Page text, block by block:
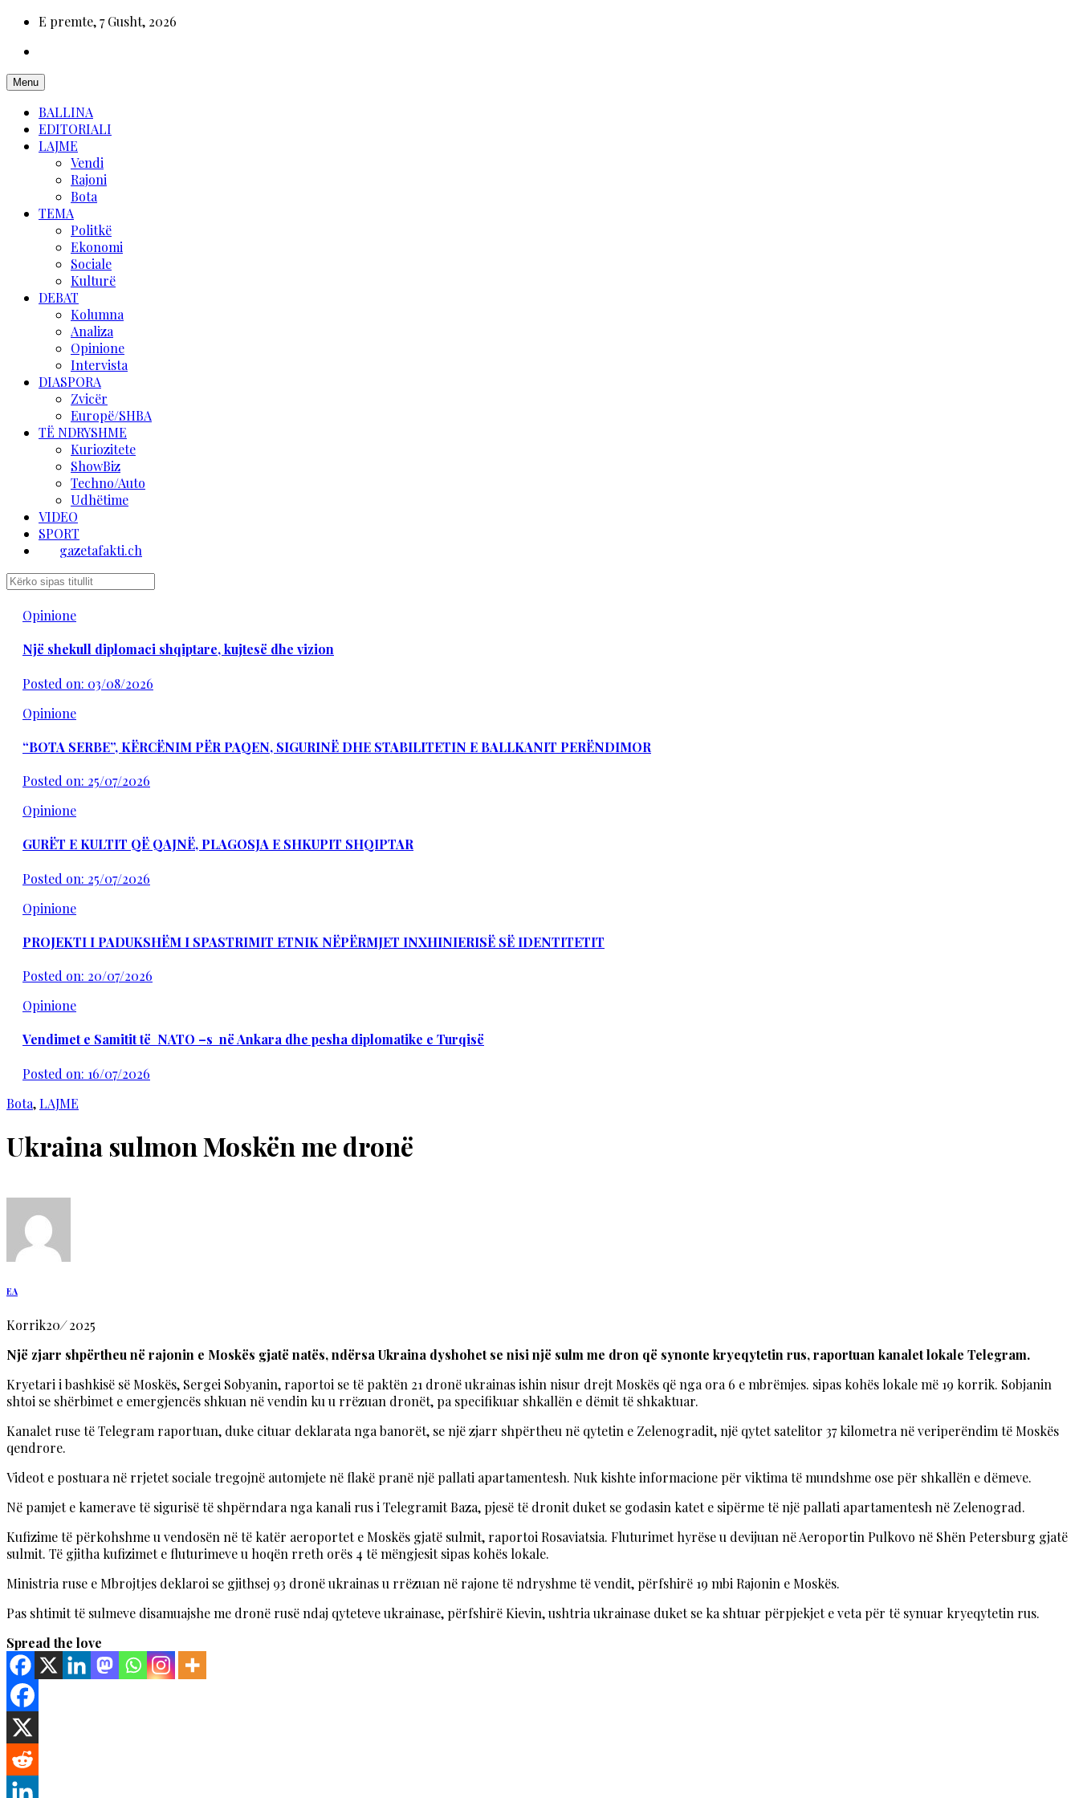
E premte, 7 Gusht, 2026
Menu
BALLINA
EDITORIALI
LAJME
Vendi
Rajoni
Bota
TEMA
Politkë
Ekonomi
Sociale
Kulturë
DEBAT
Kolumna
Analiza
Opinione
Intervista
DIASPORA
Zvicër
Europë/SHBA
TË NDRYSHME
Kuriozitete
ShowBiz
Techno/Auto
Udhëtime
VIDEO
SPORT
gazetafakti.ch
Opinione
Një shekull diplomaci shqiptare, kujtesë dhe vizion
Posted on: 03/08/2026
Opinione
“BOTA SERBE”, KËRCËNIM PËR PAQEN, SIGURINË DHE STABILITETIN E BALLKANIT PERËNDIMOR
Posted on: 25/07/2026
Opinione
GURËT E KULTIT QË QAJNË, PLAGOSJA E SHKUPIT SHQIPTAR
Posted on: 25/07/2026
Opinione
PROJEKTI I PADUKSHËM I SPASTRIMIT ETNIK NËPËRMJET INXHINIERISË SË IDENTITETIT
Posted on: 20/07/2026
Opinione
Vendimet e Samitit të NATO –s në Ankara dhe pesha diplomatike e Turqisë
Posted on: 16/07/2026
Bota,LAJME
Ukraina sulmon Moskën me dronë
EA
Korrik20/2025
Një zjarr shpërtheu në rajonin e Moskës gjatë natës, ndërsa Ukraina dyshohet se nisi një sulm me dron që synonte kryeqytetin rus, raportuan kanalet lokale Telegram.
Kryetari i bashkisë së Moskës, Sergei Sobyanin, raportoi se të paktën 21 dronë ukrainas ishin nisur drejt Moskës që nga ora 6 e mbrëmjes. sipas kohës lokale më 19 korrik. Sobjanin
shtoi se shërbimet e emergjencës shkuan në vendin ku u rrëzuan dronët, pa specifikuar shkallën e dëmit të shkaktuar.
Kanalet ruse të Telegram raportuan, duke cituar deklarata nga banorët, se një zjarr shpërtheu në qytetin e Zelenogradit, një qytet satelitor 37 kilometra në veriperëndim të Moskës
qendrore.
Videot e postuara në rrjetet sociale tregojnë automjete në flakë pranë një pallati apartamentesh. Nuk kishte informacione për viktima të mundshme ose për shkallën e dëmeve.
Në pamjet e kamerave të sigurisë të shpërndara nga kanali rus i Telegramit Baza, pjesë të dronit duket se godasin katet e sipërme të një pallati apartamentesh në Zelenograd.
Kufizime të përkohshme u vendosën në të katër aeroportet e Moskës gjatë sulmit, raportoi Rosaviatsia. Fluturimet hyrëse u devijuan në Aeroportin Pulkovo në Shën Petersburg gjatë
sulmit. Të gjitha kufizimet e fluturimeve u hoqën rreth orës 4 të mëngjesit sipas kohës lokale.
Ministria ruse e Mbrojtjes deklaroi se gjithsej 93 dronë ukrainas u rrëzuan në rajone të ndryshme të vendit, përfshirë 19 mbi Rajonin e Moskës.
Pas shtimit të sulmeve disamuajshe me dronë rusë ndaj qyteteve ukrainase, përfshirë Kievin, ushtria ukrainase duket se ka shtuar përpjekjet e veta për të synuar kryeqytetin rus.
Spread the love